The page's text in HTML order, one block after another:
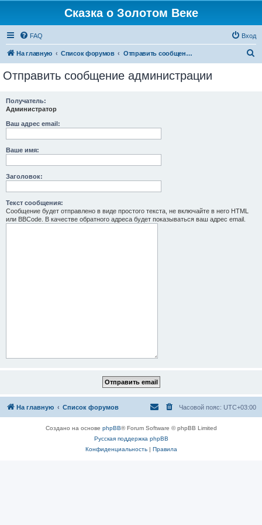
Сказка о Золотом Веке
FAQ Вход
На главную Список форумов Отправить сообщение администрации
Отправить сообщение администрации
Получатель:
Администратор
Ваш адрес email:
Ваше имя:
Заголовок:
Текст сообщения:
Сообщение будет отправлено в виде простого текста, не включайте в него HTML
или BBCode. В качестве обратного адреса будет показываться ваш адрес email.
На главную Список форумов Часовой пояс: UTC+03:00
Создано на основе phpBB® Forum Software © phpBB Limited
Русская поддержка phpBB
Конфиденциальность| Правила